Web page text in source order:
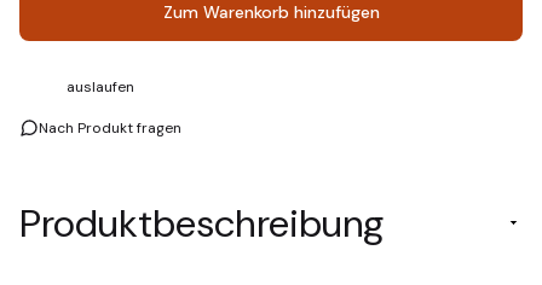
Zum Warenkorb hinzufügen
auslaufen
Nach Produkt fragen
Produktbeschreibung